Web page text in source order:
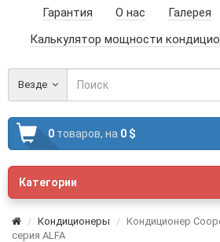
Гарантия
О нас Галерея
Калькулятор мощности
Везде
0 товаров, на 0 $
Категории
Кондиционеры
Кондиционер
серия ALFA